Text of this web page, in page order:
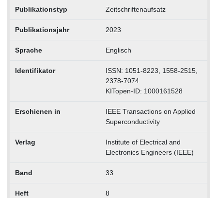
Publikationstyp Zeitschriftenaufsatz
Publikationsjahr 2023
Sprache Englisch
Identifikator
ISSN: 1051-8223, 1558-2515,
2378-7074
KITopen-ID: 1000161528
Erschienen in
IEEE Transactions on Applied
Superconductivity
Verlag
Institute of Electrical and
Electronics Engineers (IEEE)
Band 33
Heft 8